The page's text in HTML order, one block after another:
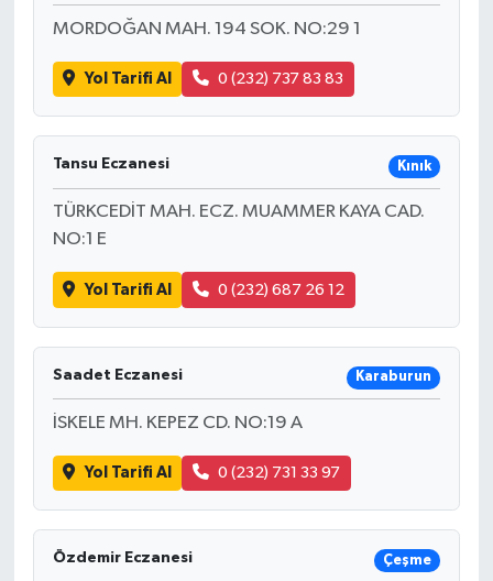
MORDOĞAN MAH. 194 SOK. NO:29 1
Yol Tarifi Al 0 (232) 737 83 83
Tansu Eczanesi Kınık
TÜRKCEDİT MAH. ECZ. MUAMMER KAYA CAD.
NO:1 E
Yol Tarifi Al 0 (232) 687 26 12
Saadet Eczanesi Karaburun
İSKELE MH. KEPEZ CD. NO:19 A
Yol Tarifi Al 0 (232) 731 33 97
Özdemir Eczanesi Çeşme